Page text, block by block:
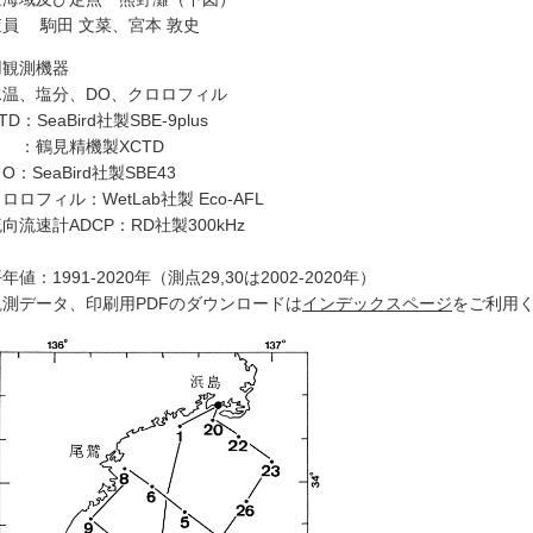
員 駒田 文菜、宮本 敦史
測機器
、塩分、DO、クロロフィル
：SeaBird社製SBE-9plus
見精機製XCTD
SeaBird社製SBE43
ロフィル：WetLab社製 Eco-AFL
流速計ADCP：RD社製300kHz
値：1991-2020年（測点29,30は2002-2020年）
データ、印刷用PDFのダウンロードはインデックスページをご利用